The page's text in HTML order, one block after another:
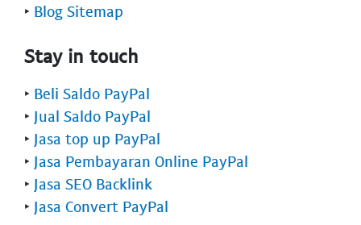
‣ Blog Sitemap
Stay in touch
‣ Beli Saldo PayPal
‣ Jual Saldo PayPal
‣ Jasa top up PayPal
‣ Jasa Pembayaran Online PayPal
‣ Jasa SEO Backlink
‣ Jasa Convert PayPal